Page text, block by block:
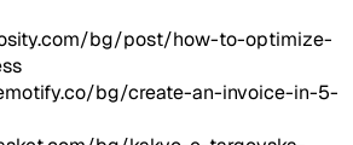
bg/post/how-to-optimize-
bg/create-an-invoice-in-5-